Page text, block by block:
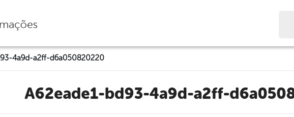
4a9d-a2ff-d6a050820220
a62eade1-bd93-4a9d-a2ff-